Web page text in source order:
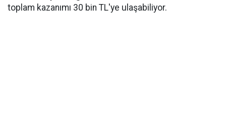
toplam kazanımı 30 bin TL'ye ulaşabiliyor.